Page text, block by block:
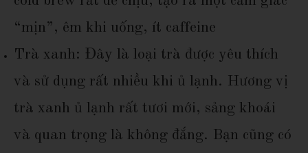
“mịn”, êm khi uống, ít caffeine
Trà xanh: Đây là loại trà được yêu thích
và sử dụng rất nhiều khi ủ lạnh. Hương vị
trà xanh ủ lạnh rất tươi mới, sảng khoái
và quan trọng là không đắng. Bạn cũng có